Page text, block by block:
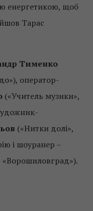
енергетикою, щоб
Тарас
Тименко
оператор-
(«Учитель музики»,
(«Нитки долі»,
і шоуранер –
«Ворошиловград»).